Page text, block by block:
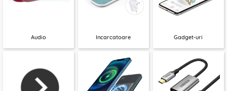
Audio Incarcatoare Gadget-uri